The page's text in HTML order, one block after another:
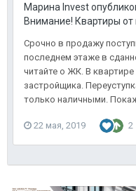
Марина Invest
Внимание! Квартиры
Срочно в продажу
последнем этаже в
читайте о ЖК. В
застройщика.
только наличными.
22 мая, 2019 2